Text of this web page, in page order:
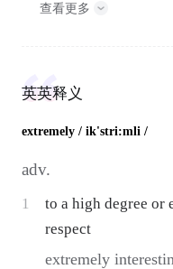
查看更多
英英释义
extremely / ik'stri:mli /
adv.
1
to a high degree
respect
extremely